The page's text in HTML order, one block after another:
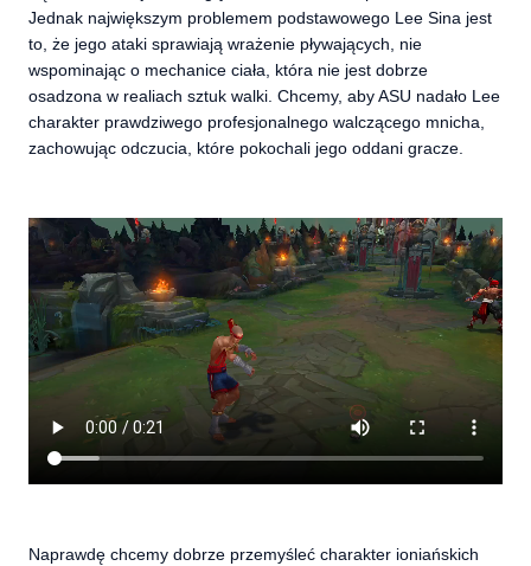
Jednak największym problemem podstawowego Lee Sina jest
to, że jego ataki sprawiają wrażenie pływających, nie
wspominając o mechanice ciała, która nie jest dobrze
osadzona w realiach sztuk walki. Chcemy, aby ASU nadało Lee
charakter prawdziwego profesjonalnego walczącego mnicha,
zachowując odczucia, które pokochali jego oddani gracze.
Naprawdę chcemy dobrze przemyśleć charakter ioniańskich